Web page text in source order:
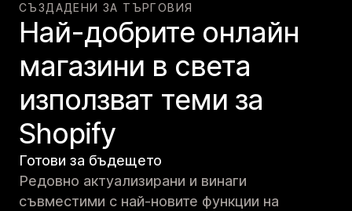
СЪЗДАДЕНИ ЗА ТЪРГОВИЯ
Най-добрите онлайн
магазини в света
използват теми за
Shopify
Готови за бъдещето
Редовно актуализирани и винаги
съвместими с най-новите функции на